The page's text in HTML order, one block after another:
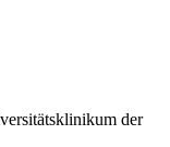
der